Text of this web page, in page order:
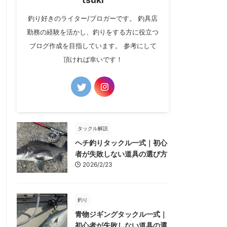
釣り好きのライター/ブロガーです。 釣具店
勤務の経験を活かし、釣りをする方に役立つ
ブログ作成を目指しています。 参考にして
頂ければ幸いです！
タックル解説
ヘチ釣りタックル一式｜初心
者が失敗しない道具の選び方
2026/2/23
釣り
青物ジギングタックル一式｜
初心者が失敗しない道具の選